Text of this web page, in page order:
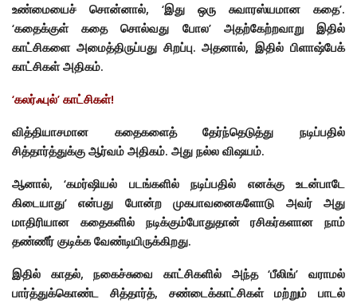
உண்மையைச் சொன்னால், ‘இது ஒரு சுவாரஸ்யமான கதை’.
‘கதைக்குள் கதை சொல்வது போல’ அதற்கேற்றவாறு இதில்
காட்சிகளை அமைத்திருப்பது சிறப்பு. அதனால், இதில் பிளாஷ்பேக்
காட்சிகள் அதிகம்.
‘கலர்ஃபுல்’ காட்சிகள்!
வித்தியாசமான கதைகளைத் தேர்ந்தெடுத்து நடிப்பதில்
சித்தார்த்துக்கு ஆர்வம் அதிகம். அது நல்ல விஷயம்.
ஆனால், ‘கமர்ஷியல் படங்களில் நடிப்பதில் எனக்கு உடன்பாடே
கிடையாது’ என்பது போன்ற முகபாவனைகளோடு அவர் அது
மாதிரியான கதைகளில் நடிக்கும்போதுதான் ரசிகர்களான நாம்
தண்ணீர் குடிக்க வேண்டியிருக்கிறது.
இதில் காதல், நகைச்சுவை காட்சிகளில் அந்த ‘பீலிங்’ வராமல்
பார்த்துக்கொண்ட சித்தார்த், சண்டைக்காட்சிகள் மற்றும் பாடல்